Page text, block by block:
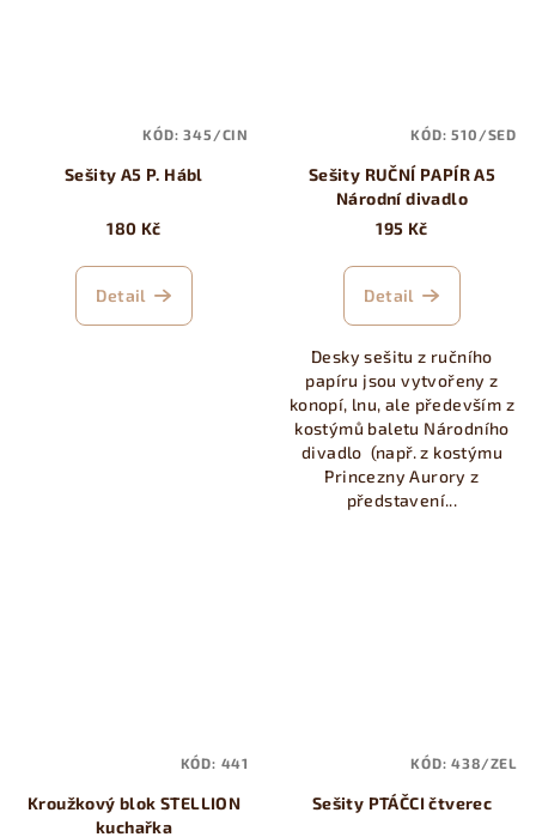
Sešity A5 P. Hábl
180 Kč
Detail
KÓD:345/CIN
Sešity RUČNÍ PAPÍR A5
Národní divadlo
195 Kč
Detail
Desky sešitu z ručního
papíru jsou vytvořeny z
konopí, lnu, ale především z
kostýmů baletu Národního
divadlo (např. z kostýmu
Princezny Aurory z
představení...
KÓD:510/SED
Kroužkový blok STELLION
kuchařka
KÓD: 441
Sešity PTÁČCI čtverec
KÓD:438/ZEL